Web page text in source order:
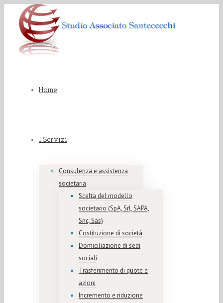
Home
I Servizi
Consulenza e assistenza
societaria
Scelta del modello
societario (SpA, Srl, SAPA,
Snc, Sas)
Costituzione di società
Domiciliazione di sedi
sociali
Trasferimento di quote e
azioni
Incremento e riduzione